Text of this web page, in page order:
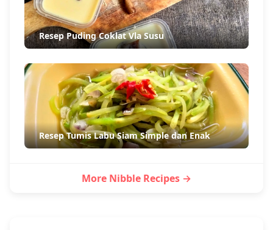
Resep Puding Coklat Vla Susu
Resep Tumis Labu Siam Simple dan Enak
More Nibble Recipes →